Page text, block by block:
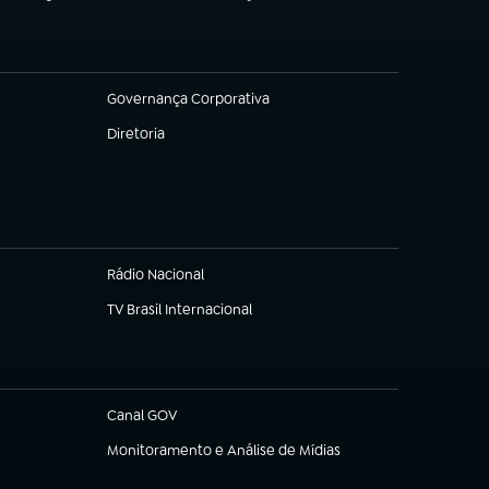
Governança Corporativa
(abre em nova aba)
Diretoria
(abre em nova aba)
Rádio Nacional
TV Brasil Internacional
(abre em nova aba)
Canal GOV
(abre em nova aba)
Monitoramento e Análise de Mídias
(abre em nova aba)